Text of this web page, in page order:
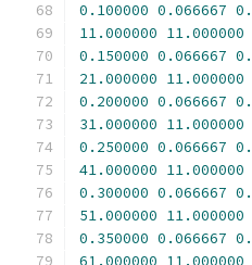
0.100000 0.066667
11.000000 11.000000
0.150000 0.066667
21.000000 11.000000
0.200000 0.066667
31.000000 11.000000
0.250000 0.066667
41.000000 11.000000
0.300000 0.066667
51.000000 11.000000
0.350000 0.066667
61.000000 11.000000